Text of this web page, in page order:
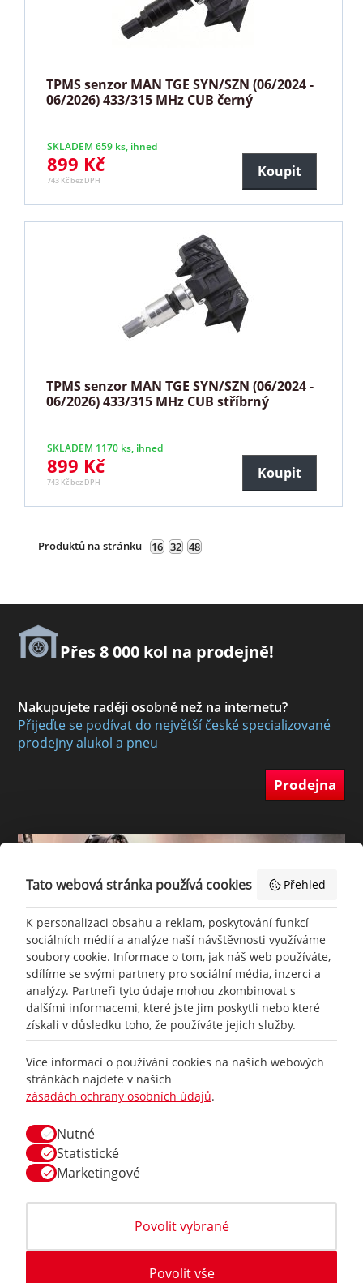
TPMS senzor MAN TGE SYN/SZN (06/2024 -
06/2026) 433/315 MHz CUB černý
SKLADEM 659 ks, ihned
899 Kč
743 Kč bez DPH
Koupit
TPMS senzor MAN TGE SYN/SZN (06/2024 -
06/2026) 433/315 MHz CUB stříbrný
SKLADEM 1170 ks, ihned
899 Kč
743 Kč bez DPH
Koupit
Produktů na stránku 16 32 48
Přes 8 000 kol na prodejně!
Nakupujete raději osobně než na internetu?
Přijeďte se podívat do největší české specializované
prodejny alukol a pneu
Prodejna
+420777 465 460
info@racing-line.cz
Facebook
Tato webová stránka používá cookies Přehled
K personalizaci obsahu a reklam, poskytování funkcí
sociálních médií a analýze naší návštěvnosti využíváme
soubory cookie. Informace o tom, jak náš web používáte,
sdílíme se svými partnery pro sociální média, inzerci a
analýzy. Partneři tyto údaje mohou zkombinovat s
dalšími informacemi, které jste jim poskytli nebo které
získali v důsledku toho, že používáte jejich služby.
Více informací o používání cookies na našich webových
stránkách najdete v našich
zásadách ochrany osobních údajů.
Nutné
Statistické
Marketingové
Povolit vybrané
Povolit vše